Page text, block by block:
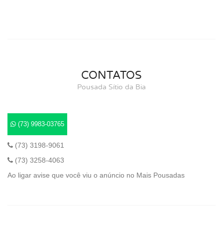
CONTATOS
Pousada Sítio da Bia
(73) 9983-03765
(73) 3198-9061
(73) 3258-4063
Ao ligar avise que você viu o anúncio no Mais Pousadas